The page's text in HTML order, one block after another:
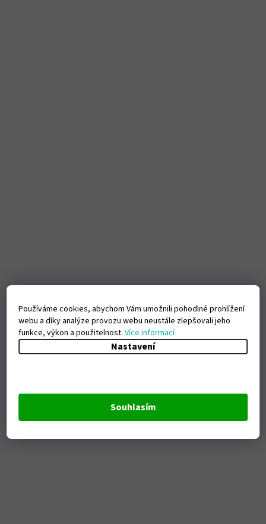
Používáme cookies, abychom Vám umožnili pohodlné prohlížení
webu a díky analýze provozu webu neustále zlepšovali jeho
funkce, výkon a použitelnost.Více informací
Nastavení
Souhlasím